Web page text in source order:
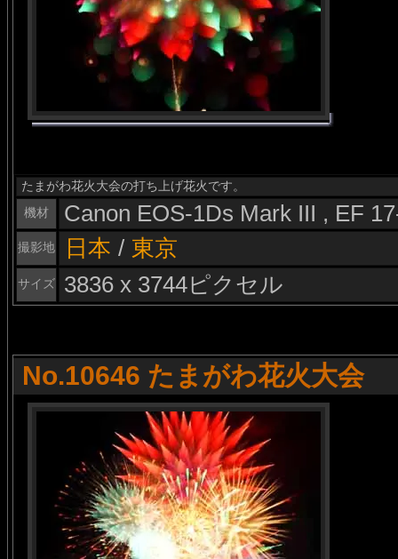
たまがわ花火大会の打ち上げ花火です。
機材
Canon EOS-1Ds Mark III , EF
撮影地 日本 / 東京
サイズ 3836 x 3744ピクセル
No.10646 たまがわ花火大会